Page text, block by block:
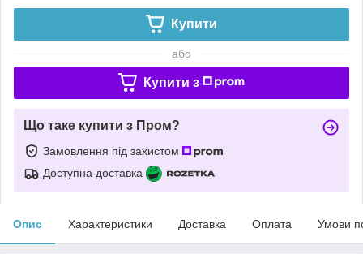
Купити
або
Купити з
Що таке купити з Пром?
Замовлення під захистом
Доступна доставка
Опис Характеристики Доставка Оплата Умови